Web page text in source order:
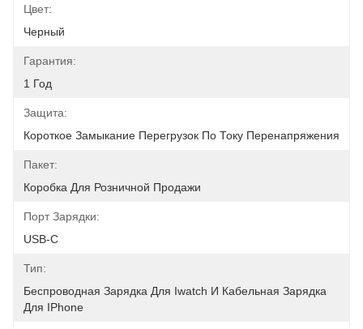
Цвет:
Черный
Гарантия:
1 Год
Защита:
Короткое Замыкание Перегрузок По Току Перенапряжения
Пакет:
Коробка Для Розничной Продажи
Порт Зарядки:
USB-C
Тип:
Беспроводная Зарядка Для Iwatch И Кабельная Зарядка
Для IPhone